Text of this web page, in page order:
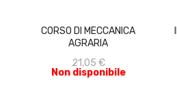
CORSO DI MECCANICA
AGRARIA
21,05 €
Non disponibile